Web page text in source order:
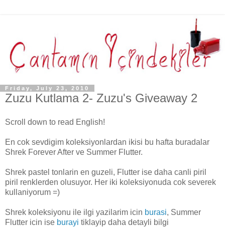
Friday, July 23, 2010
Zuzu Kutlama 2- Zuzu's Giveaway 2
Scroll down to read English!
En cok sevdigim koleksiyonlardan ikisi bu hafta buradalar
Shrek Forever After ve Summer Flutter.
Shrek pastel tonlarin en guzeli, Flutter ise daha canli piril
piril renklerden olusuyor. Her iki koleksiyonuda cok severek
kullaniyorum =)
Shrek koleksiyonu ile ilgi yazilarim icin burasi, Summer
Flutter icin ise burayi tiklayip daha detayli bilgi